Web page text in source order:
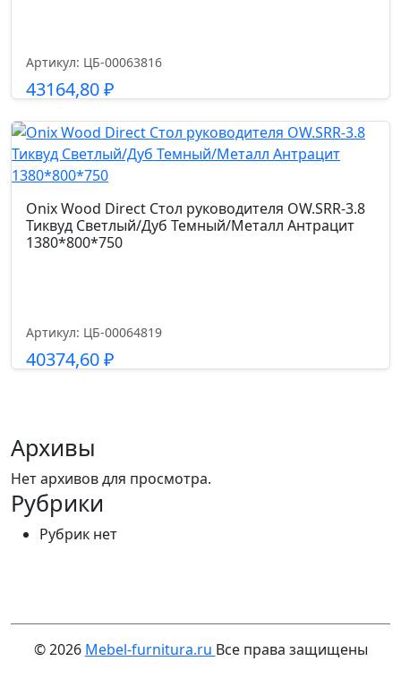
Артикул: ЦБ-00063816
43164,80₽
Подробнее
Onix Wood Direct Стол руководителя OW.SRR-3.8
Тиквуд Светлый/Дуб Темный/Металл Антрацит
1380*800*750
Артикул: ЦБ-00064819
40374,60₽
Архивы
Нет архивов для просмотра.
Рубрики
Рубрик нет
© 2026 Mebel-furnitura.ru Все права защищены